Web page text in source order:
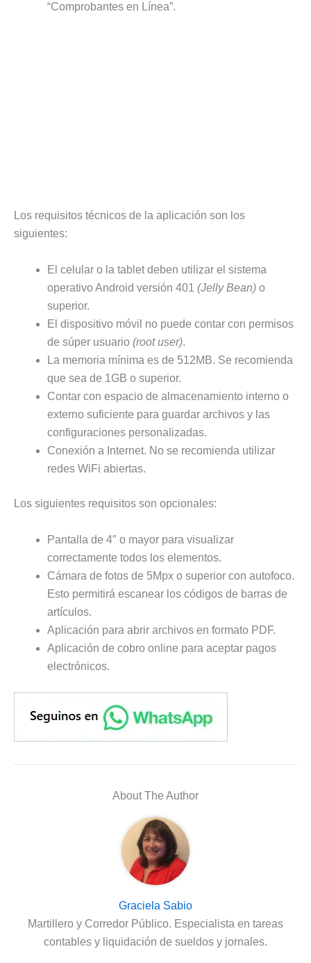
“Comprobantes en Línea”.
Los requisitos técnicos de la aplicación son los
siguientes:
El celular o la tablet deben utilizar el sistema
operativo Android versión 401 (Jelly Bean) o
superior.
El dispositivo móvil no puede contar con permisos
de súper usuario (root user).
La memoria mínima es de 512MB. Se recomienda
que sea de 1GB o superior.
Contar con espacio de almacenamiento interno o
externo suficiente para guardar archivos y las
configuraciones personalizadas.
Conexión a Internet. No se recomienda utilizar
redes WiFi abiertas.
Los siguientes requisitos son opcionales:
Pantalla de 4″ o mayor para visualizar
correctamente todos los elementos.
Cámara de fotos de 5Mpx o superior con autofoco.
Esto permitirá escanear los códigos de barras de
artículos.
Aplicación para abrir archivos en formato PDF.
Aplicación de cobro online para aceptar pagos
electrónicos.
About The Author
Graciela Sabio
Martillero y Corredor Público. Especialista en tareas
contables y liquidación de sueldos y jornales.